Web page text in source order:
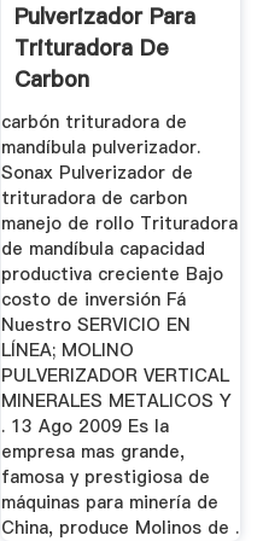
Pulverizador Para
Trituradora De
Carbon
carbón trituradora de
mandíbula pulverizador.
Sonax Pulverizador de
trituradora de carbon
manejo de rollo Trituradora
de mandíbula capacidad
productiva creciente Bajo
costo de inversión Fá
Nuestro SERVICIO EN
LÍNEA; MOLINO
PULVERIZADOR VERTICAL
MINERALES METALICOS Y
. 13 Ago 2009 Es la
empresa mas grande,
famosa y prestigiosa de
máquinas para minería de
China, produce Molinos de .